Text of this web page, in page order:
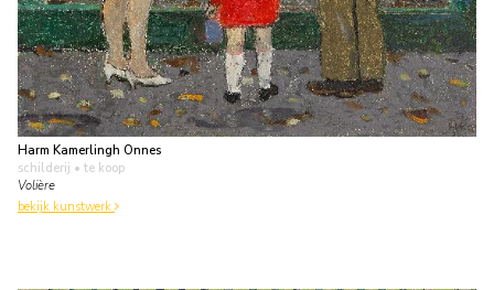
Harm Kamerlingh Onnes
schilderij • te koop
Volière
bekijk kunstwerk